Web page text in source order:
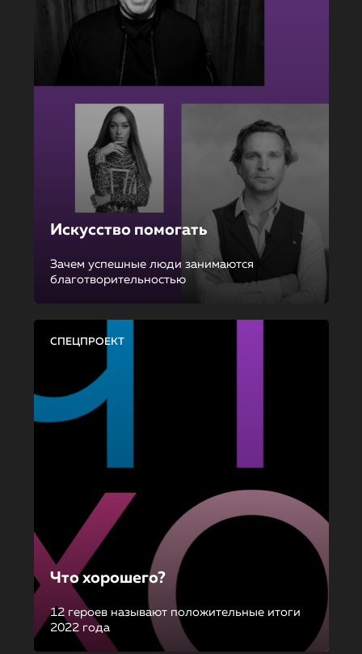
Искусство помогать
Зачем успешные люди занимаются
благотворительностью
СПЕЦПРОЕКТ
Что хорошего?
12 героев называют положительные итоги
2022 года